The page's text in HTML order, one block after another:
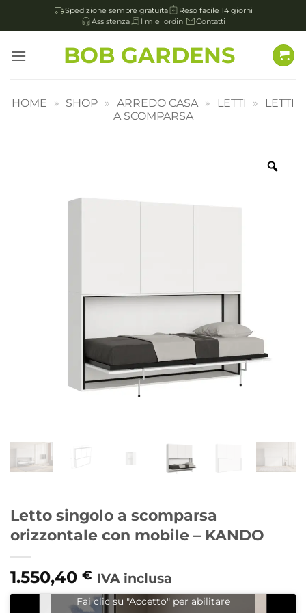
Spedizione sempre gratuita
Reso facile 14 giorni
Assistenza
I miei ordini Contatti
BOB GARDENS
HOME » SHOP » ARREDO CASA » LETTI »
LETTI
A SCOMPARSA
Letto singolo a scomparsa
orizzontale con mobile – KANDO
1.550,40 € IVA inclusa
Fai clic su "Accetto" per abilitare